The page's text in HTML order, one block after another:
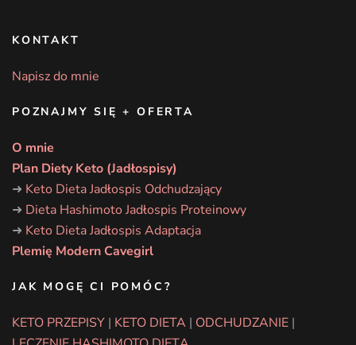
KONTAKT
Napisz do mnie
POZNAJMY SIĘ + OFERTA
O mnie
Plan Diety Keto (Jadłospisy)
➜ Keto Dieta Jadłospis Odchudzający
➜ Dieta Hashimoto Jadłospis Proteinowy
➜ Keto Dieta Jadłospis Adaptacja
Plemię Modern Cavegirl
JAK MOGĘ CI POMÓC?
KETO PRZEPISY | KETO DIETA | ODCHUDZANIE |